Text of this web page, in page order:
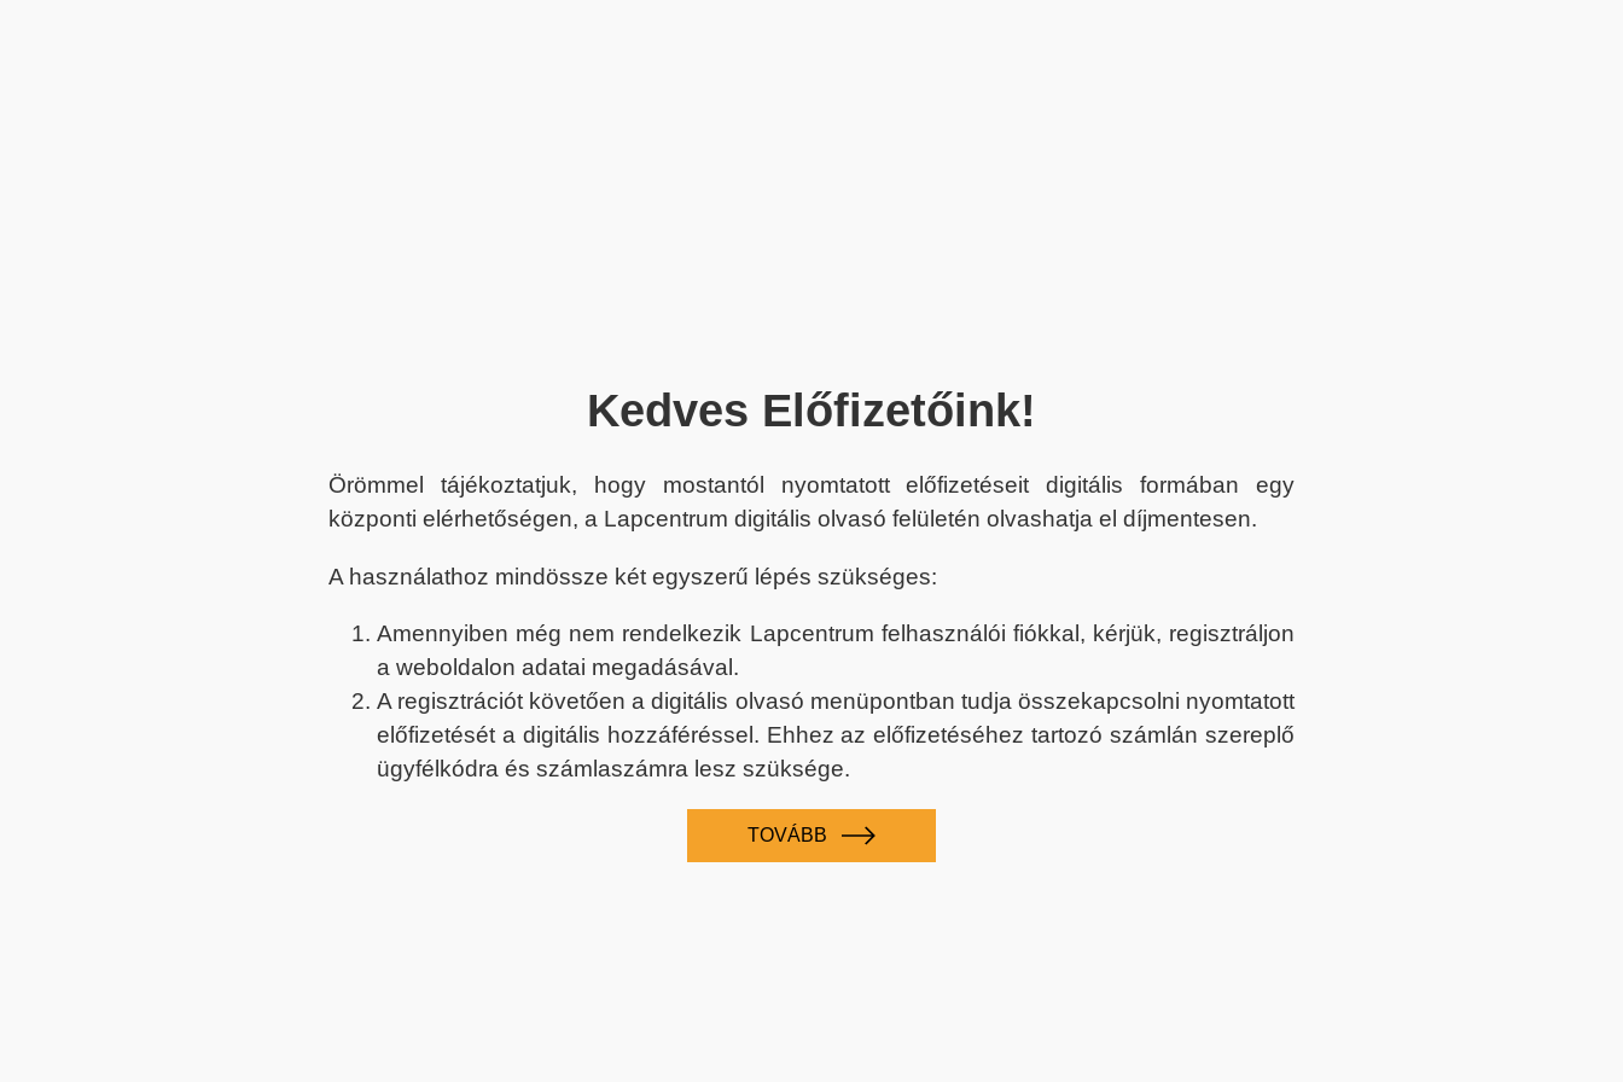
Kedves Előfizetőink!
Örömmel tájékoztatjuk, hogy mostantól nyomtatott előfizetéseit digitális formában egy
központi elérhetőségen, a Lapcentrum digitális olvasó felületén olvashatja el díjmentesen.
A használathoz mindössze két egyszerű lépés szükséges:
Amennyiben még nem rendelkezik Lapcentrum felhasználói fiókkal, kérjük, regisztráljon
a weboldalon adatai megadásával.
A regisztrációt követően a digitális olvasó menüpontban tudja összekapcsolni nyomtatott
előfizetését a digitális hozzáféréssel. Ehhez az előfizetéséhez tartozó számlán szereplő
ügyfélkódra és számlaszámra lesz szüksége.
TOVÁBB